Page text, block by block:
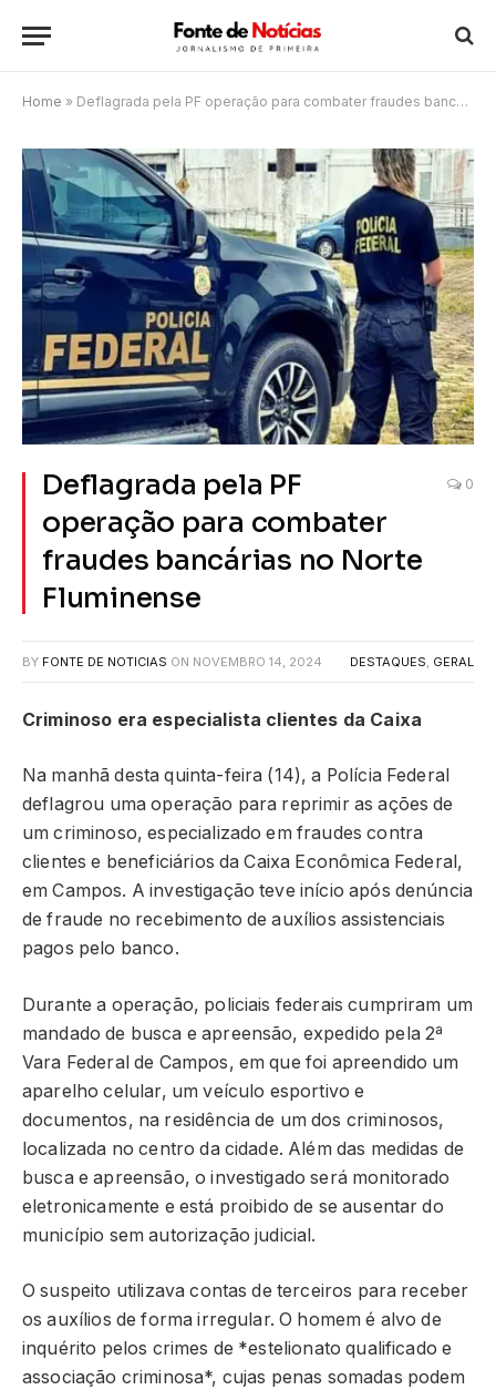
Home » Deflagrada pela PF operação para combater fraudes bancárias no Norte Fluminense
Deflagrada pela PF
operação para combater
fraudes bancárias no Norte
Fluminense
0
BY FONTE DE NOTICIAS ON NOVEMBRO 14, 2024 DESTAQUES GERAL
Criminoso era especialista clientes da Caixa
Na manhã desta quinta-feira (14), a Polícia Federal
deflagrou uma operação para reprimir as ações de
um criminoso, especializado em fraudes contra
clientes e beneficiários da Caixa Econômica Federal,
em Campos. A investigação teve início após denúncia
de fraude no recebimento de auxílios assistenciais
pagos pelo banco.
Durante a operação, policiais federais cumpriram um
mandado de busca e apreensão, expedido pela 2ª
Vara Federal de Campos, em que foi apreendido um
aparelho celular, um veículo esportivo e
documentos, na residência de um dos criminosos,
localizada no centro da cidade. Além das medidas de
busca e apreensão, o investigado será monitorado
eletronicamente e está proibido de se ausentar do
município sem autorização judicial.
O suspeito utilizava contas de terceiros para receber
os auxílios de forma irregular. O homem é alvo de
inquérito pelos crimes de *estelionato qualificado e
associação criminosa*, cujas penas somadas podem